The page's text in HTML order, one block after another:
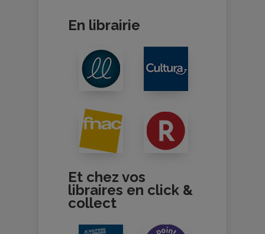
En librairie
Et chez vos
libraires en click &
collect